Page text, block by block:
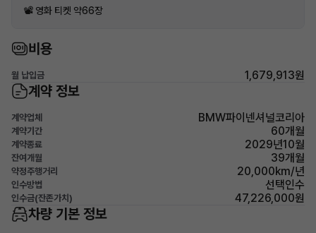
📽 영화 티켓 약66장
비용
월 납입금 1,679,913원
계약 정보
계약업체 BMW파이넨셔널코리아
계약기간 60개월
계약종료 2029년10월
잔여개월 39개월
약정주행거리 20,000km/년
인수방법 선택인수
인수금(잔존가치) 47,226,000원
차량 기본 정보